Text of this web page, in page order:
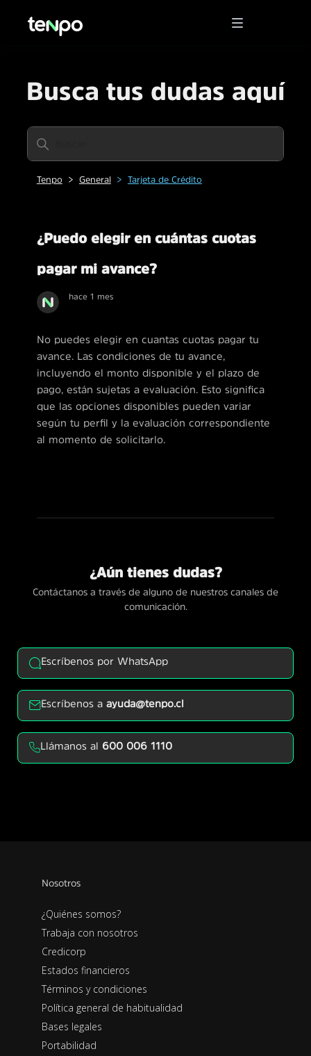
Busca tus dudas aquí
Tenpo General Tarjeta de Crédito
¿Puedo elegir en cuántas cuotas
pagar mi avance?
hace 1 mes
No puedes elegir en cuantas cuotas pagar tu
avance. Las condiciones de tu avance,
incluyendo el monto disponible y el plazo de
pago, están sujetas a evaluación. Esto significa
que las opciones disponibles pueden variar
según tu perfil y la evaluación correspondiente
al momento de solicitarlo.
¿Aún tienes dudas?
Contáctanos a través de alguno de nuestros canales de
comunicación.
Escríbenos por WhatsApp
Escríbenos aayuda@tenpo.cl
Llámanos al 600 006 1110
Nosotros
¿Quiénes somos?
Trabaja con nosotros
Credicorp
Estados financieros
Términos y condiciones
Política general de habitualidad
Bases legales
Portabilidad